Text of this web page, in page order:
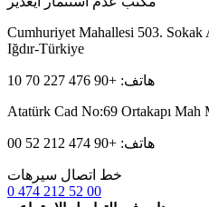
Cumhuriyet Mahallesi 503.
Iğdır-Türkiye
هاتف: +90 476 227 70 10
Atatürk Cad No:69 Ortakapı Mah
هاتف: +90 474 212 52 00
خط اتصال سيرهات
0 474 212 52 00